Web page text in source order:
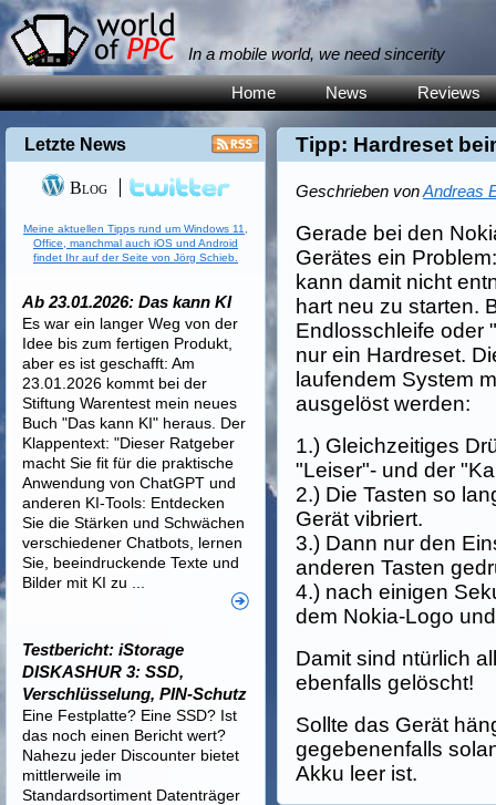
In a mobile world, we need sincerity
Home News Reviews
Tipp: Hardreset
Geschrieben vonAndreas
Gerade bei den
Gerätes ein
kann damit nicht
hart neu zu starten.
Endlosschleife oder
nur ein Hardreset.
laufendem System
ausgelöst werden:
1.) Gleichzeitiges
"Leiser"- und der
2.) Die Tasten so
Gerät vibriert.
3.) Dann nur den
anderen Tasten
4.) nach einigen
dem Nokia-Logo
Damit sind ntürlich
ebenfalls gelöscht!
Sollte das Gerät
gegebenenfalls
Akku leer ist.
Letzte News
Blog
Meine aktuellen Tipps rund um Windows 11,
Office, manchmal auch iOS und Android
findet Ihr auf der Seite von Jörg Schieb.
Ab 23.01.2026: Das kann KI
Es war ein langer Weg von der
Idee bis zum fertigen Produkt,
aber es ist geschafft: Am
23.01.2026 kommt bei der
Stiftung Warentest mein neues
Buch "Das kann KI" heraus. Der
Klappentext: "Dieser Ratgeber
macht Sie fit für die praktische
Anwendung von ChatGPT und
anderen KI-Tools: Entdecken
Sie die Stärken und Schwächen
verschiedener Chatbots, lernen
Sie, beeindruckende Texte und
Bilder mit KI zu ...
Testbericht: iStorage
DISKASHUR 3: SSD,
Verschlüsselung, PIN-Schutz
Eine Festplatte? Eine SSD? Ist
das noch einen Bericht wert?
Nahezu jeder Discounter bietet
mittlerweile im
Standardsortiment Datenträger